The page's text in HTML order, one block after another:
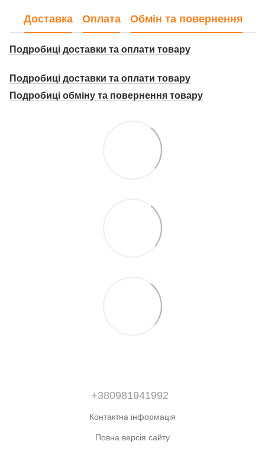
Доставка Оплата Обмін та повернення
Подробиці доставки та оплати товару
Подробиці доставки та оплати товару
Подробиці обміну та повернення товару
+380981941992
Контактна інформація
Повна версія сайту